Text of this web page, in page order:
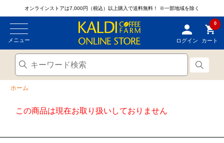
オンラインストアは7,000円（税込）以上購入で送料無料！ ※一部地域を除く
メニュー ログイン
0
カート
ホーム
この商品は現在お取り扱いしておりません